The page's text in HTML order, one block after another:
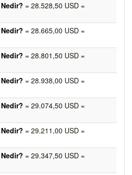
= 28.528,50 USD =
= 28.665,00 USD =
= 28.801,50 USD =
= 28.938,00 USD =
= 29.074,50 USD =
= 29.211,00 USD =
= 29.347,50 USD =